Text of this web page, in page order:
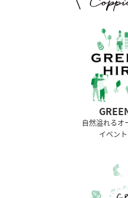
⾃然溢れるオ
イベント